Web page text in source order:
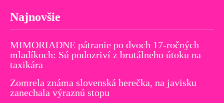
Najnovšie
MIMORIADNE pátranie po dvoch 17-ročných
mladíkoch: Sú podozriví z brutálneho útoku na
taxikára
Zomrela známa slovenská herečka, na javisku
zanechala výraznú stopu